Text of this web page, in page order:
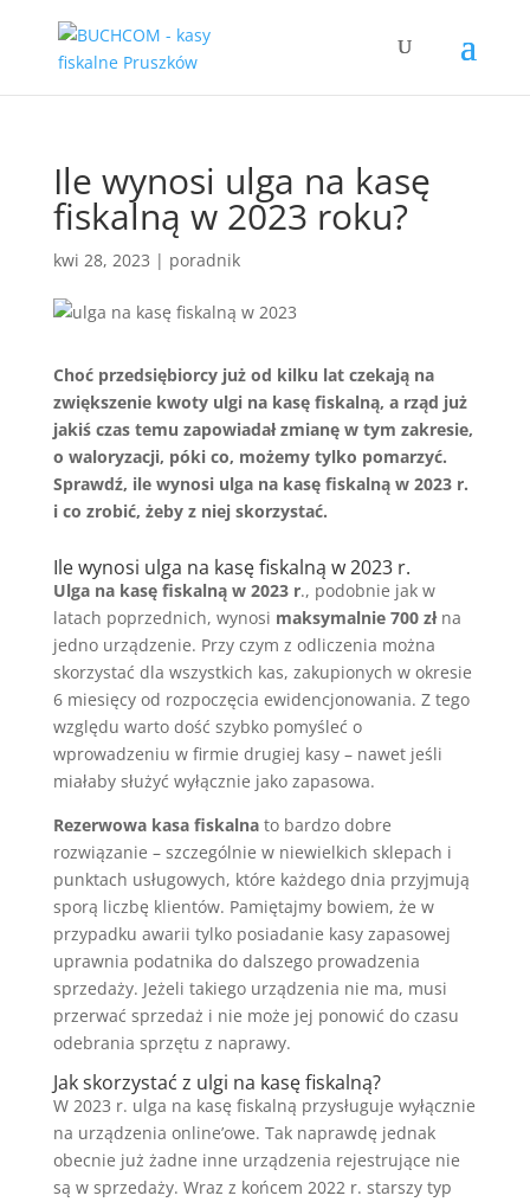
Ile wynosi ulga na kasę
fiskalną w 2023 roku?
kwi 28, 2023 | poradnik
Choć przedsiębiorcy już od kilku lat czekają na
zwiększenie kwoty ulgi na kasę fiskalną, a rząd już
jakiś czas temu zapowiadał zmianę w tym zakresie,
o waloryzacji, póki co, możemy tylko pomarzyć.
Sprawdź, ile wynosi ulga na kasę fiskalną w 2023 r.
i co zrobić, żeby z niej skorzystać.
Ile wynosi ulga na kasę fiskalną w 2023 r.
Ulga na kasę fiskalną w 2023 r., podobnie jak w
latach poprzednich, wynosi maksymalnie 700 złna
jedno urządzenie. Przy czym z odliczenia można
skorzystać dla wszystkich kas, zakupionych w okresie
6 miesięcy od rozpoczęcia ewidencjonowania. Z tego
względu warto dość szybko pomyśleć o
wprowadzeniu w firmie drugiej kasy – nawet jeśli
miałaby służyć wyłącznie jako zapasowa.
Rezerwowa kasa fiskalnato bardzo dobre
rozwiązanie – szczególnie w niewielkich sklepach i
punktach usługowych, które każdego dnia przyjmują
sporą liczbę klientów. Pamiętajmy bowiem, że w
przypadku awarii tylko posiadanie kasy zapasowej
uprawnia podatnika do dalszego prowadzenia
sprzedaży. Jeżeli takiego urządzenia nie ma, musi
przerwać sprzedaż i nie może jej ponowić do czasu
odebrania sprzętu z naprawy.
Jak skorzystać z ulgi na kasę fiskalną?
W 2023 r. ulga na kasę fiskalną przysługuje wyłącznie
na urządzenia online’owe. Tak naprawdę jednak
obecnie już żadne inne urządzenia rejestrujące nie
są w sprzedaży. Wraz z końcem 2022 r. starszy typ